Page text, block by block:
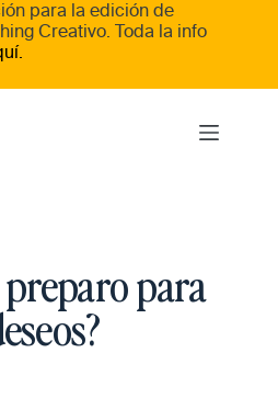
para la edición de
Creativo. Toda la info
para